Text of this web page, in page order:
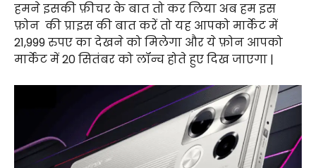
हमने इसकी फ़ीचर के बात तो कर लिया अब हम इस
फ़ोन की प्राइस की बात करें तो यह आपको मार्केट में
₹21,999 रुपए का देखने को मिलेगा और ये फ़ोन आपको
मार्केट में 20 सितंबर को लॉन्च होते हुए दिख जाएगा |